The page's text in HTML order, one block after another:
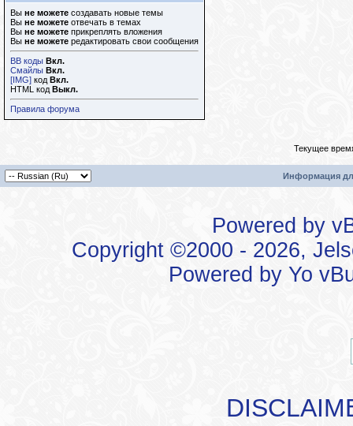
Вы не можете создавать новые темы
Вы не можете отвечать в темах
Вы не можете прикреплять вложения
Вы не можете редактировать свои сообщения
BB коды Вкл.
Смайлы Вкл.
[IMG] код Вкл.
HTML код Выкл.
Правила форума
Текущее
Информация
Powered by
Copyright ©2000 - 2026,
Powered by Yo